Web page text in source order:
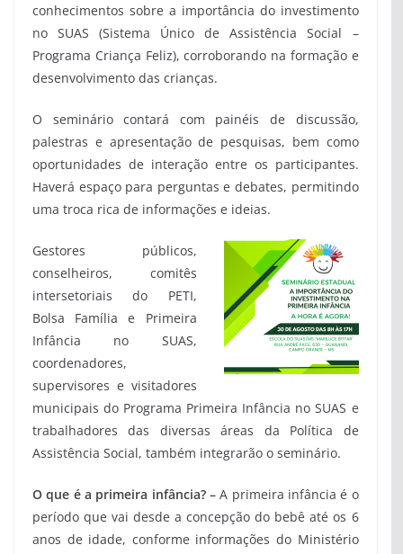
conhecimentos sobre a importância do investimento
no SUAS (Sistema Único de Assistência Social –
Programa Criança Feliz), corroborando na formação e
desenvolvimento das crianças.
O seminário contará com painéis de discussão,
palestras e apresentação de pesquisas, bem como
oportunidades de interação entre os participantes.
Haverá espaço para perguntas e debates, permitindo
uma troca rica de informações e ideias.
Gestores públicos,
conselheiros, comitês
intersetoriais do PETI,
Bolsa Família e Primeira
Infância no SUAS,
coordenadores,
supervisores e visitadores
municipais do Programa Primeira Infância no SUAS e
trabalhadores das diversas áreas da Política de
Assistência Social, também integrarão o seminário.
O que é a primeira infância? –A primeira infância é o
período que vai desde a concepção do bebê até os 6
anos de idade, conforme informações do Ministério